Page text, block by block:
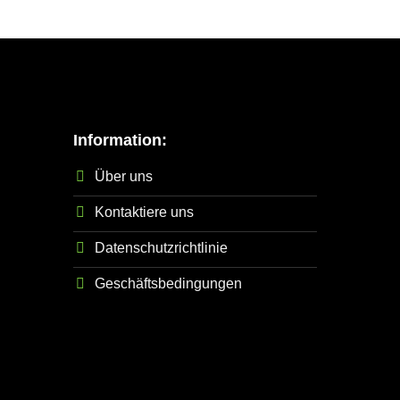
Information:
Über uns
Kontaktiere uns
Datenschutzrichtlinie
Geschäftsbedingungen